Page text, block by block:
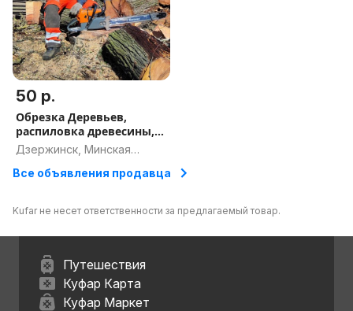
50 р.
Обрезка Деревьев,
распиловка древесины,
стрижка кустарников и
туй Дзержинск
Дзержинск, Минская
Все объявления продавца
Kufar не несет ответственности за предлагаемый товар.
Путешествия
Куфар Карта
Куфар Маркет